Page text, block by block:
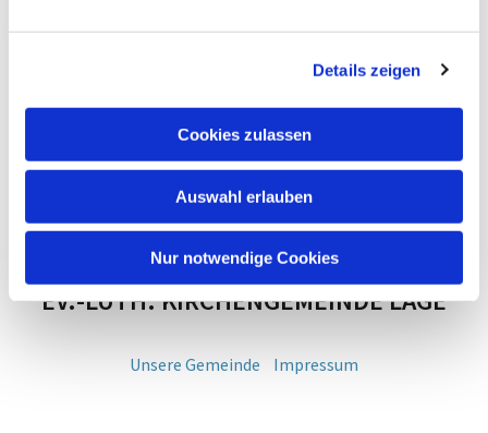
Details zeigen
Cookies zulassen
Auswahl erlauben
Nur notwendige Cookies
EV.-LUTH. KIRCHENGEMEINDE LAGE
Unsere Gemeinde Impressum